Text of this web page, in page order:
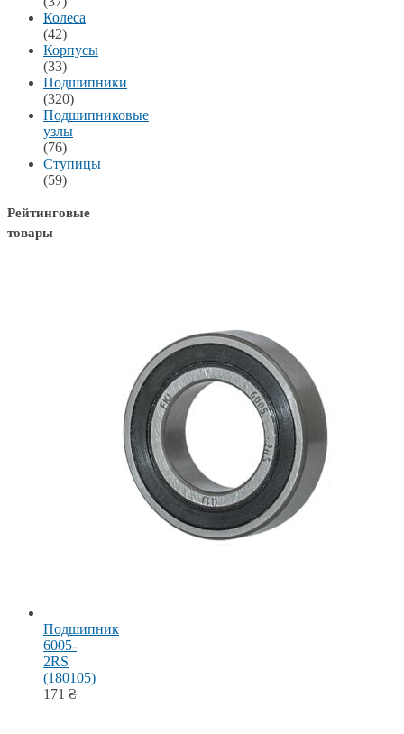
Колеса
(42)
Корпусы
(33)
Подшипники
(320)
Подшипниковые
узлы
(76)
Ступицы
(59)
Рейтинговые
товары
Подшипник
6005-
2RS
(180105)
171 ₴